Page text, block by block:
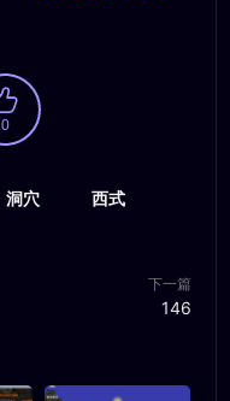
0
洞穴
西式
下一篇
146